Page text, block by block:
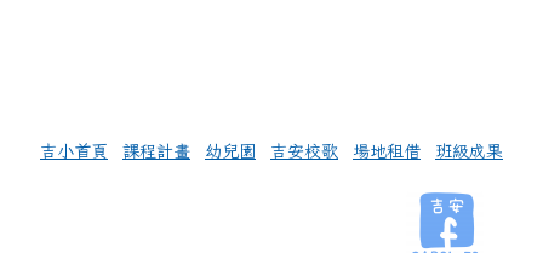
吉小首頁 課程計畫 幼兒園 吉安校歌 場地租借 班級成果